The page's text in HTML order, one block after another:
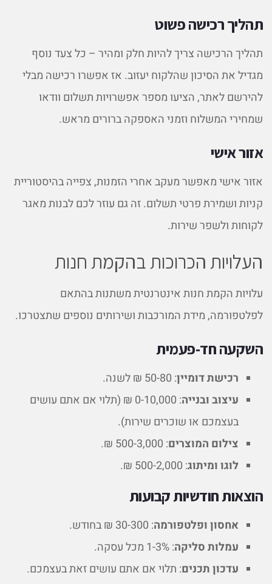
תהליך רכישה פשוט
תהליך הרכישה צריך להיות חלק ומהיר – כל צעד נוסף
מגדיל את הסיכון שהלקוח יעזוב. אז אפשרו רכישה מבלי
להירשם לאתר, הציעו מספר אפשרויות תשלום וודאו
שמחירי המשלוח וזמני האספקה ברורים מראש.
אזור אישי
אזור אישי מאפשר מעקב אחרי הזמנות, צפייה בהיסטוריית
קניות ושמירת פרטי תשלום. זה גם עוזר לכם לבנות מאגר
לקוחות ולשפר שירות.
העלויות הכרוכות בהקמת חנות
עלויות הקמת חנות אינטרנטית משתנות בהתאם
לפלטפורמה, מידת המורכבות ושירותים נוספים שתצטרכו.
השקעה חד-פעמית
רכישת דומיין: 50-80 ₪ לשנה.
עיצובובנייה
: 0-10,000 ₪ (תלוי אם אתם עושים
בעצמכם או שוכרים שירות).
צילום המוצרים: 500-3,000 ₪.
לוגו ומיתוג: 500-2,000 ₪.
הוצאות חודשיות קבועות
אחסון ופלטפורמה: 30-300 ₪ בחודש.
עמלות סליקה: 1-3% מכל עסקה.
עדכון תכנים: תלוי אם אתם עושים זאת בעצמכם.